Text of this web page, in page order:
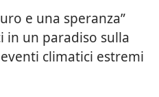
e una speranza”
in un paradiso sulla
climatici estremi